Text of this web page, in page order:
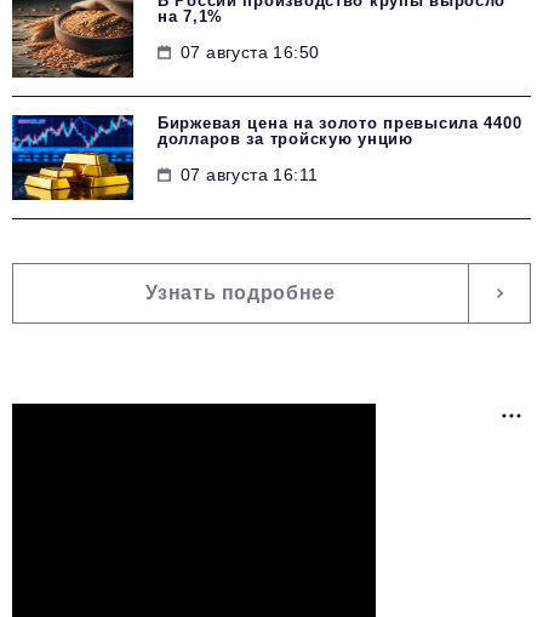
на 7,1%
07 августа 16:50
Биржевая цена на золото превысила 4400
долларов за тройскую унцию
07 августа 16:11
Узнать подробнее